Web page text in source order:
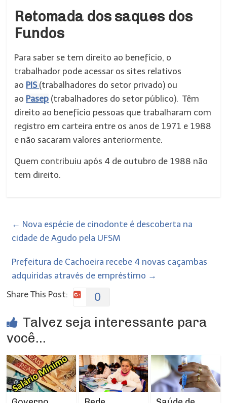
Retomada dos saques dos
Fundos
Para saber se tem direito ao benefício, o
trabalhador pode acessar os sites relativos
ao PIS (trabalhadores do setor privado) ou
ao Pasep (trabalhadores do setor público). Têm
direito ao benefício pessoas que trabalharam com
registro em carteira entre os anos de 1971 e 1988
e não sacaram valores anteriormente.
Quem contribuiu após 4 de outubro de 1988 não
tem direito.
← Nova espécie de cinodonte é descoberta na
cidade de Agudo pela UFSM
Prefeitura de Cachoeira recebe 4 novas caçambas
adquiridas através de empréstimo →
Share This Post:
0
Talvez seja interessante para
você...